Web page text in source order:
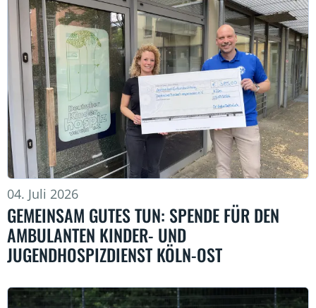
04. Juli 2026
GEMEINSAM GUTES TUN: SPENDE FÜR DEN
AMBULANTEN KINDER- UND
JUGENDHOSPIZDIENST KÖLN-OST